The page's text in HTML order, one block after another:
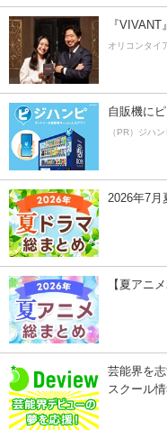
『
オリコンタイ
自販機に
（PR）ジハ
2026年7月
【夏アニ
芸能界を
スクール